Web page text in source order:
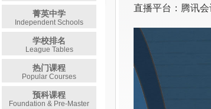
菁英中学
Independent Schools
学校排名
League Tables
热门课程
Popular Courses
预科课程
Foundation & Pre-Master
直播平台：腾讯